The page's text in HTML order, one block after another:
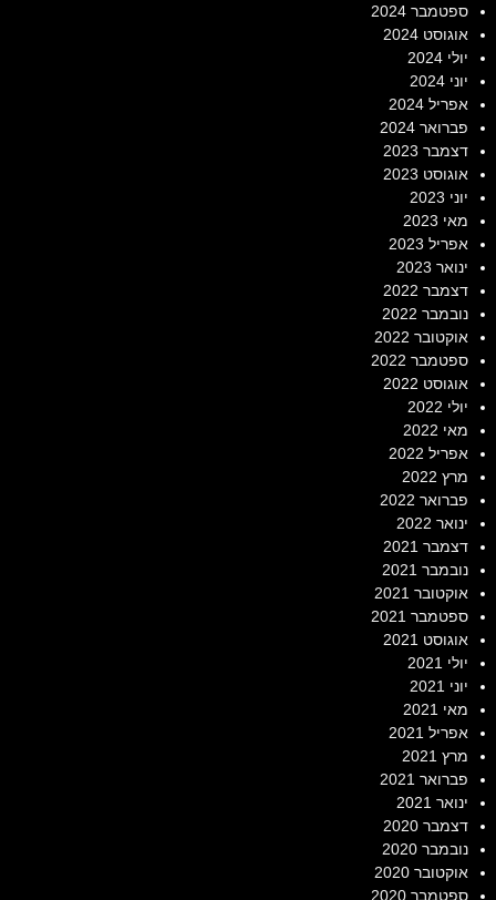
ספטמבר 2024
אוגוסט 2024
יולי 2024
יוני 2024
אפריל 2024
פברואר 2024
דצמבר 2023
אוגוסט 2023
יוני 2023
מאי 2023
אפריל 2023
ינואר 2023
דצמבר 2022
נובמבר 2022
אוקטובר 2022
ספטמבר 2022
אוגוסט 2022
יולי 2022
מאי 2022
אפריל 2022
מרץ 2022
פברואר 2022
ינואר 2022
דצמבר 2021
נובמבר 2021
אוקטובר 2021
ספטמבר 2021
אוגוסט 2021
יולי 2021
יוני 2021
מאי 2021
אפריל 2021
מרץ 2021
פברואר 2021
ינואר 2021
דצמבר 2020
נובמבר 2020
אוקטובר 2020
ספטמבר 2020